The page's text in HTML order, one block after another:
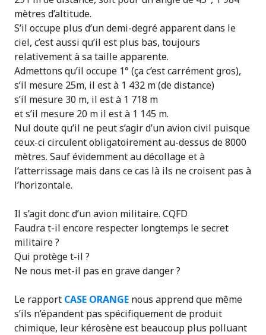
mètres d’altitude.
S’il occupe plus d’un demi-degré apparent dans le
ciel, c’est aussi qu’il est plus bas, toujours
relativement à sa taille apparente.
Admettons qu’il occupe 1° (ça c’est carrément gros),
s’il mesure 25m, il est à 1 432 m (de distance)
s’il mesure 30 m, il est à 1 718 m
et s’il mesure 20 m il est à 1 145 m.
Nul doute qu’il ne peut s’agir d’un avion civil puisque
ceux-ci circulent obligatoirement au-dessus de 8000
mètres. Sauf évidemment au décollage et à
l’atterrissage mais dans ce cas là ils ne croisent pas à
l’horizontale.
Il s’agit donc d’un avion militaire. CQFD
Faudra t-il encore respecter longtemps le secret
militaire ?
Qui protège t-il ?
Ne nous met-il pas en grave danger ?
Le rapport CASE ORANGE nous apprend que même
s’ils n’épandent pas spécifiquement de produit
chimique, leur kérosène est beaucoup plus polluant